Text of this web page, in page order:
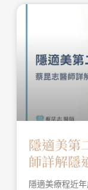
隱適美第
師詳解隱
隱適美療程近